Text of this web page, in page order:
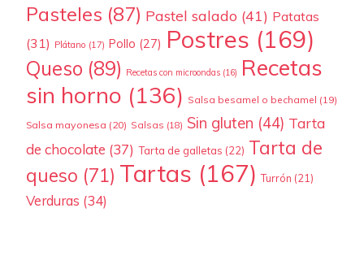
Pasteles (87) Pastel salado (41) Patatas
(31) Plátano (17) Pollo (27) Postres (169)
Queso (89) Recetas con microondas (16) Recetas
sin horno (136) Salsa besamel o bechamel (19)
Salsa mayonesa (20) Salsas (18) Sin gluten (44) Tarta
de chocolate (37) Tarta de galletas (22) Tarta de
queso (71) Tartas (167) Turrón (21)
Verduras (34)